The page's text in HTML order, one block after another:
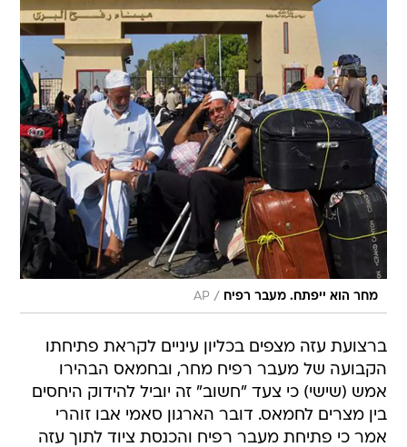
מחר הוא ייפתח. מעבר רפיח /
AP
ברצועת עזה מצפים בכליון עיניים לקראת פתיחתו
הקבועה של מעבר רפיח מחר, ובחמאס הבהירו
אמש (שישי) כי צעד "חשוב" זה יוביל להידוק היחסים
בין מצרים לחמאס. דובר הארגון סאמי אבו זוהרי
אמר כי פתיחת מעבר רפיח והכנסת ציוד לתוך עזה